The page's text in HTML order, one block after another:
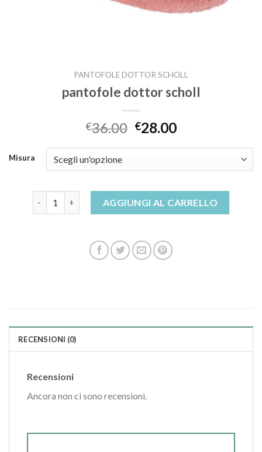
PANTOFOLE DOTTOR SCHOLL
pantofole dottor scholl
€36.00 €28.00
Misura
AGGIUNGI AL CARRELLO
RECENSIONI (0)
Recensioni
Ancora non ci sono recensioni.